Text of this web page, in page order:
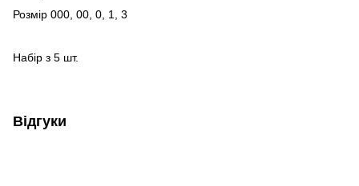
Розмір 000, 00, 0, 1, 3
Набір з 5 шт.
Відгуки